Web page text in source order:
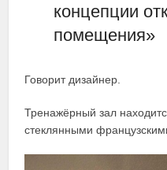
концепции
помещения»
Говорит дизайнер.
Тренажёрный зал
стеклянными